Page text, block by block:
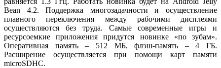
Bean 4.2. Поддержка многозадачности и осуществление
плавного переключения между рабочими дисплеями
осуществляются без труда. Самые современные игры и
ресурсоемкие приложения придутся новинке «по зубам».
Оперативная память – 512 МБ, флэш-память – 4 ГБ.
Расширение осуществляется при помощи карт памяти
microSDHC.